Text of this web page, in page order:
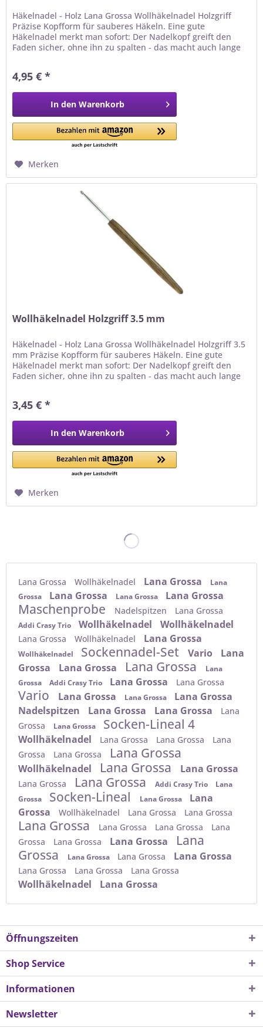
Häkelnadel - Holz Lana Grossa Wollhäkelnadel Holzgriff
Präzise Kopfform für sauberes Häkeln. Eine gute
Häkelnadel merkt man sofort: Der Nadelkopf greift den
Faden sicher, ohne ihn zu spalten - das macht auch lange
Garnen. Warum du dieses Werkzeug lieben wirst ✓
Präzise...
4,95 € *
In den Warenkorb
Merken
Wollhäkelnadel Holzgriff 3.5 mm
Häkelnadel - Holz Lana Grossa Wollhäkelnadel Holzgriff 3.5
mm Präzise Kopfform für sauberes Häkeln. Eine gute
Häkelnadel merkt man sofort: Der Nadelkopf greift den
Faden sicher, ohne ihn zu spalten - das macht auch lange
Garnen. Warum du dieses Werkzeug lieben wirst ✓...
3,45 € *
In den Warenkorb
Merken
Lana Grossa Wollhäkelnadel Lana Grossa
Lana
Grossa
Lana Grossa Lana Grossa Lana Grossa
Maschenprobe Nadelspitzen Lana Grossa
Addi Crasy Trio Wollhäkelnadel Wollhäkelnadel
Lana Grossa Wollhäkelnadel Lana Grossa
Wollhäkelnadel Sockennadel-Set Vario
Lana
Grossa
Lana Grossa Lana Grossa
Lana
Grossa
Addi Crasy Trio Lana Grossa Lana Grossa
Vario Lana Grossa Lana Grossa
Lana Grossa
Nadelspitzen
Lana Grossa Lana Grossa
Lana
Grossa
Lana Grossa Socken-Lineal 4
Wollhäkelnadel Lana Grossa Lana Grossa
Lana
Grossa
Lana Grossa Lana Grossa
Wollhäkelnadel Lana Grossa Lana Grossa
Lana Grossa Lana Grossa Addi Crasy Trio
Lana
Grossa
Socken-Lineal Lana Grossa
Lana
Grossa
Wollhäkelnadel Lana Grossa Lana Grossa
Lana Grossa Lana Grossa Lana Grossa
Lana
Grossa
Lana Grossa Lana Grossa
Lana
Grossa
Lana Grossa Lana Grossa Lana Grossa
Lana Grossa Lana Grossa Lana Grossa
Wollhäkelnadel Lana Grossa
Öffnungszeiten
Shop Service
Informationen
Newsletter